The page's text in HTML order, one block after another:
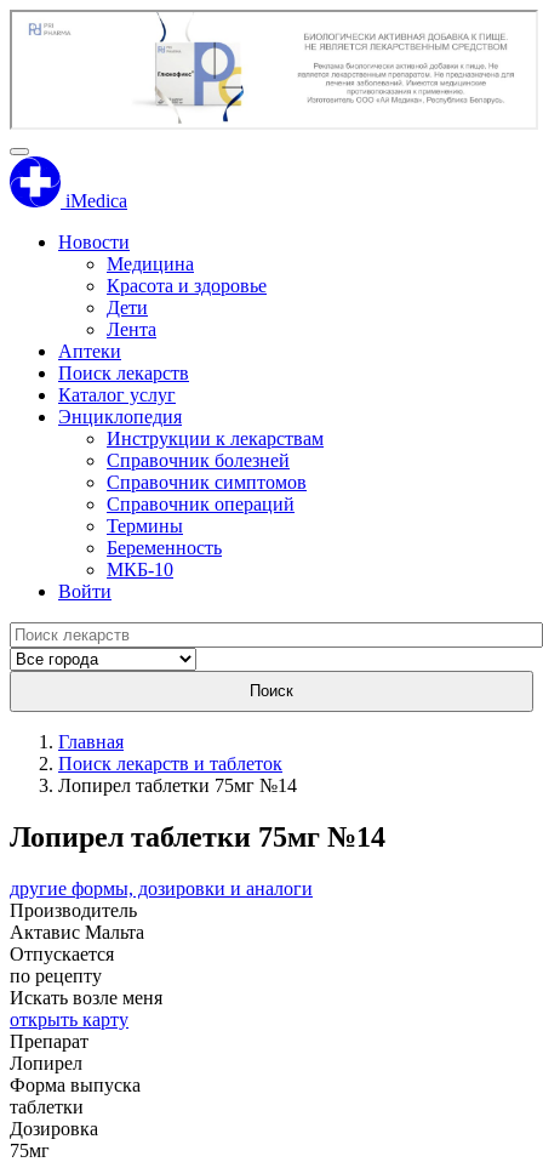
iMedica
Новости
Медицина
Красота и здоровье
Дети
Лента
Аптеки
Поиск лекарств
Каталог услуг
Энциклопедия
Инструкции к лекарствам
Справочник болезней
Справочник симптомов
Справочник операций
Термины
Беременность
МКБ-10
Войти
Поиск
Главная
Поиск лекарств и таблеток
Лопирел таблетки 75мг №14
Лопирел таблетки 75мг №14
другие формы, дозировки и аналоги
Производитель
Актавис Мальта
Отпускается
по рецепту
Искать возле меня
открыть карту
Препарат
Лопирел
Форма выпуска
таблетки
Дозировка
75мг